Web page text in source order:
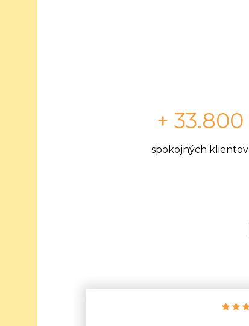
+ 33.800
spokojných klientov